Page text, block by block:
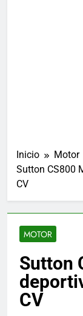
Inicio
Motor
Sutton CS800
CV
MOTOR
Sutton
CV